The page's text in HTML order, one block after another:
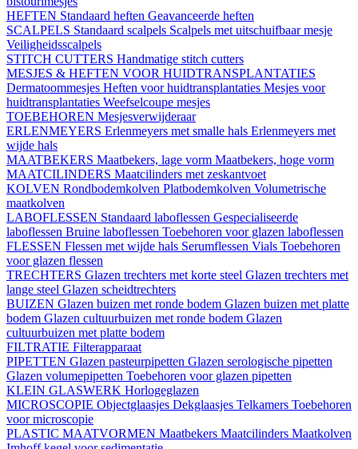
HEFTEN Standaard heften Geavanceerde heften
SCALPELS Standaard scalpels Scalpels met uitschuifbaar mesje
Veiligheidsscalpels
STITCH CUTTERS Handmatige stitch cutters
MESJES & HEFTEN VOOR HUIDTRANSPLANTATIES
Dermatoommesjes Heften voor huidtransplantaties Mesjes voor
huidtransplantaties Weefselcoupe mesjes
TOEBEHOREN Mesjesverwijderaar
ERLENMEYERS Erlenmeyers met smalle hals Erlenmeyers met
wijde hals
MAATBEKERS Maatbekers, lage vorm Maatbekers, hoge vorm
MAATCILINDERS Maatcilinders met zeskantvoet
KOLVEN Rondbodemkolven Platbodemkolven Volumetrische
maatkolven
LABOFLESSEN Standaard laboflessen Gespecialiseerde
laboflessen Bruine laboflessen Toebehoren voor glazen laboflessen
FLESSEN Flessen met wijde hals Serumflessen Vials Toebehoren
voor glazen flessen
TRECHTERS Glazen trechters met korte steel Glazen trechters met
lange steel Glazen scheidtrechters
BUIZEN Glazen buizen met ronde bodem Glazen buizen met platte
bodem Glazen cultuurbuizen met ronde bodem Glazen
cultuurbuizen met platte bodem
FILTRATIE Filterapparaat
PIPETTEN Glazen pasteurpipetten Glazen serologische pipetten
Glazen volumepipetten Toebehoren voor glazen pipetten
KLEIN GLASWERK Horlogeglazen
MICROSCOPIE Objectglaasjes Dekglaasjes Telkamers Toebehoren
voor microscopie
PLASTIC MAATVORMEN Maatbekers Maatcilinders Maatkolven